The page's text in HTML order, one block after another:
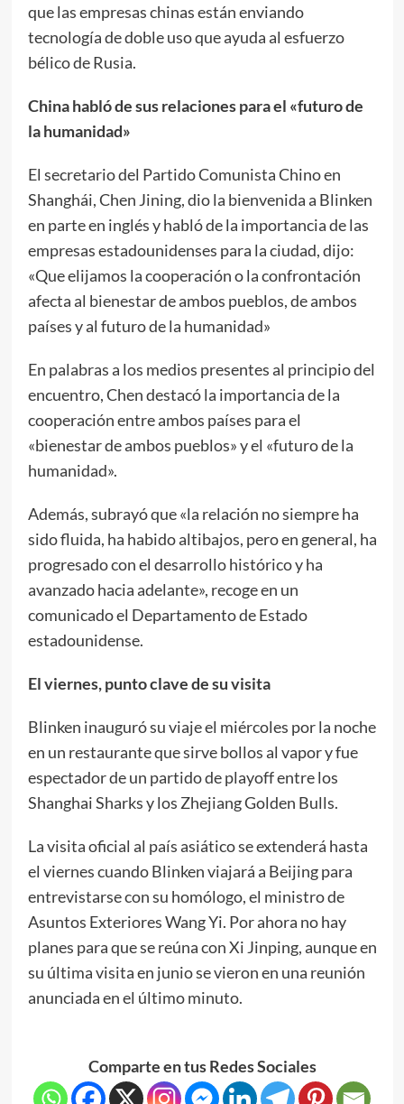
que las empresas chinas están enviando
tecnología de doble uso que ayuda al esfuerzo
bélico de Rusia.
China habló de sus relaciones para el «futuro de
la humanidad»
El secretario del Partido Comunista Chino en
Shanghái, Chen Jining, dio la bienvenida a Blinken
en parte en inglés y habló de la importancia de las
empresas estadounidenses para la ciudad, dijo:
«Que elijamos la cooperación o la confrontación
afecta al bienestar de ambos pueblos, de ambos
países y al futuro de la humanidad»
En palabras a los medios presentes al principio del
encuentro, Chen destacó la importancia de la
cooperación entre ambos países para el
«bienestar de ambos pueblos» y el «futuro de la
humanidad».
Además, subrayó que «la relación no siempre ha
sido fluida, ha habido altibajos, pero en general, ha
progresado con el desarrollo histórico y ha
avanzado hacia adelante», recoge en un
comunicado el Departamento de Estado
estadounidense.
El viernes, punto clave de su visita
Blinken inauguró su viaje el miércoles por la noche
en un restaurante que sirve bollos al vapor y fue
espectador de un partido de playoff entre los
Shanghai Sharks y los Zhejiang Golden Bulls.
La visita oficial al país asiático se extenderá hasta
el viernes cuando Blinken viajará a Beijing para
entrevistarse con su homólogo, el ministro de
Asuntos Exteriores Wang Yi. Por ahora no hay
planes para que se reúna con Xi Jinping, aunque en
su última visita en junio se vieron en una reunión
anunciada en el último minuto.
Comparte en tus Redes Sociales